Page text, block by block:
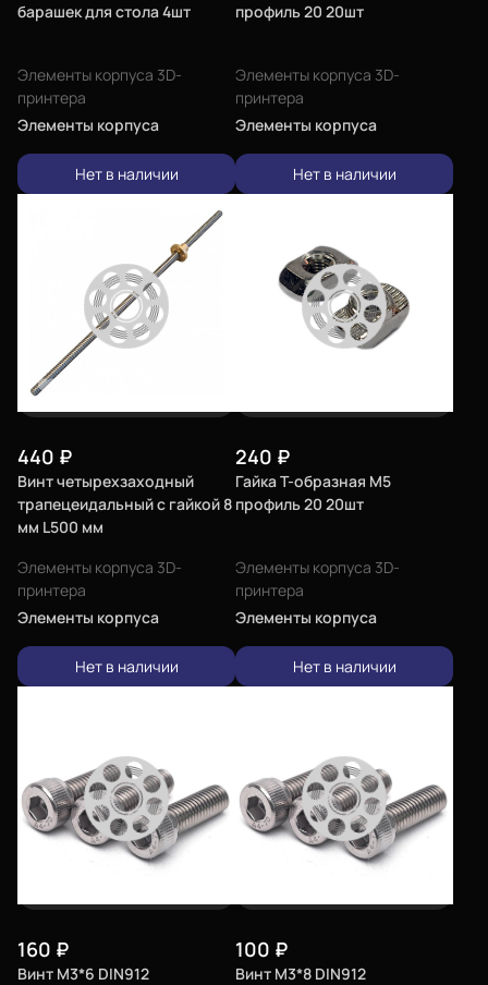
барашек для стола 4шт
Элементы корпуса 3D-
принтера
Элементы корпуса
Нет в наличии
профиль 20 20шт
Элементы корпуса 3D-
принтера
Элементы корпуса
Нет в наличии
440 ₽
Винт четырехзаходный
трапецеидальный с гайкой 8
мм L500 мм
Элементы корпуса 3D-
принтера
Элементы корпуса
Нет в наличии
240 ₽
Гайка Т-образная М5
профиль 20 20шт
Элементы корпуса 3D-
принтера
Элементы корпуса
Нет в наличии
160 ₽
Винт М3*6 DIN912
100 ₽
Винт М3*8 DIN912